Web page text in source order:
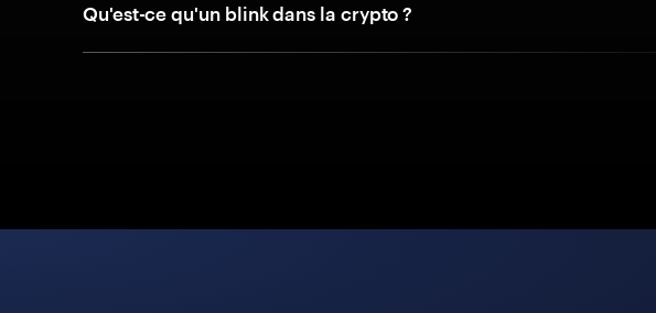
Qu'est-ce qu'un blink dans la crypto ?